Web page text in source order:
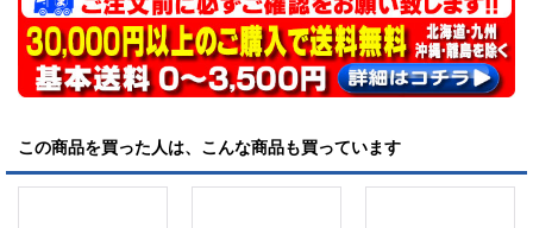
この商品を買った人は、こんな商品も買っています